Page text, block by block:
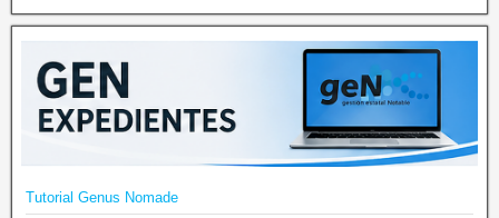
Tutorial Genus Nomade